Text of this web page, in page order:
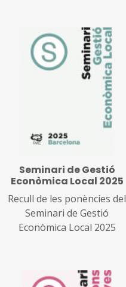
Seminari de Gestió
Econòmica Local 2025
Recull de les ponències del
Seminari de Gestió
Econòmica Local 2025